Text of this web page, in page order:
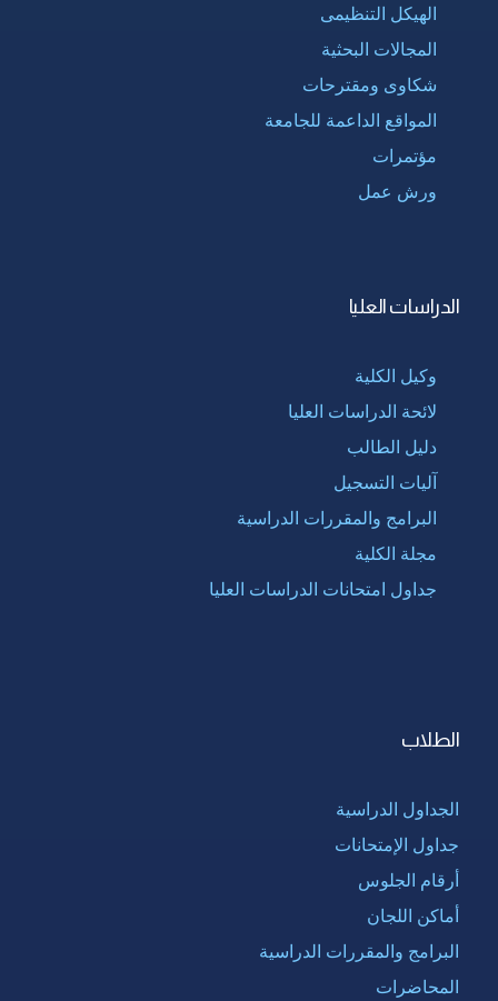
الهيكل التنظيمى
المجالات البحثية
شكاوى ومقترحات
المواقع الداعمة للجامعة
مؤتمرات
ورش عمل
الدراسات العليا
وكيل الكلية
لائحة الدراسات العليا
دليل الطالب
آليات التسجيل
البرامج والمقررات الدراسية
مجلة الكلية
جداول امتحانات الدراسات العليا
الطلاب
الجداول الدراسية
جداول الإمتحانات
أرقام الجلوس
أماكن اللجان
البرامج والمقررات الدراسية
المحاضرات